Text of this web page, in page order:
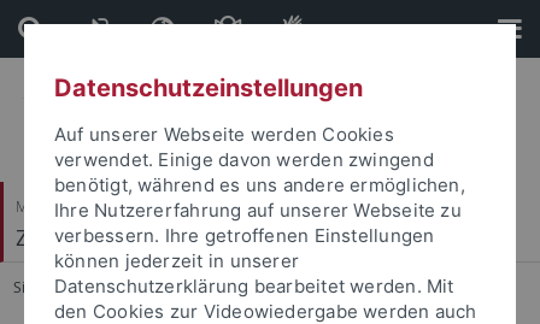
Direkt
zum
Inhalt
Direkt
zur
Fußleiste
Mathematisch-Naturwissenschaftliche Fakultät
Zooarchäologie
Sie sind hier: Startseite ... Johanna Krueger
Datenschutzeinstellungen
Auf unserer Webseite werden Cookies
verwendet. Einige davon werden zwingend
benötigt, während es uns andere ermöglichen,
Ihre Nutzererfahrung auf unserer Webseite zu
verbessern. Ihre getroffenen Einstellungen
können jederzeit in unserer
Datenschutzerklärung bearbeitet werden. Mit
den Cookies zur Videowiedergabe werden auch